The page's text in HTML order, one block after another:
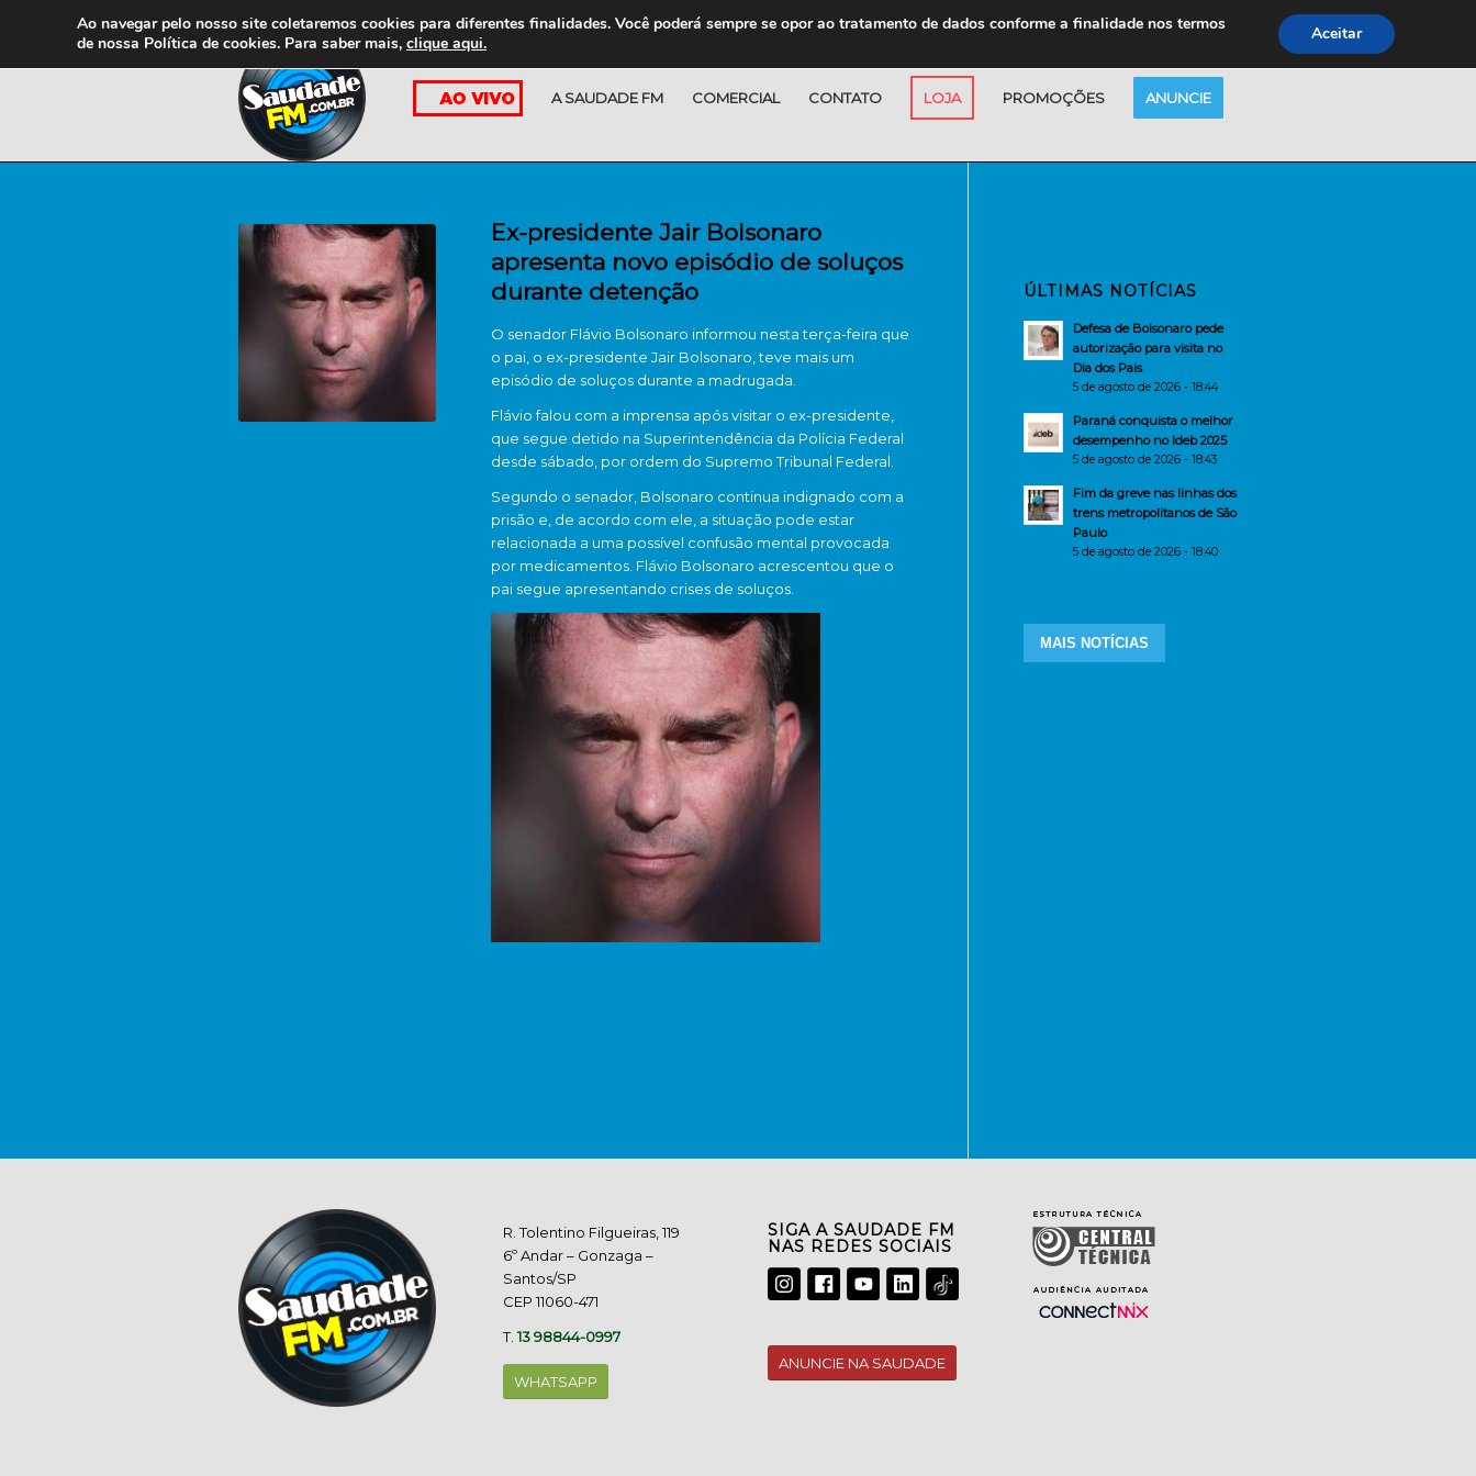
A SAUDADE FM COMERCIAL CONTATO LOJA PROMOÇÕES ANUNCIE
Ex-presidente Jair Bolsonaro
apresenta novo episódio de soluços
durante detenção
O senador Flávio Bolsonaro informou nesta terça-feira que
o pai, o ex-presidente Jair Bolsonaro, teve mais um
episódio de soluços durante a madrugada.
Flávio falou com a imprensa após visitar o ex-presidente,
que segue detido na Superintendência da Polícia Federal
desde sábado, por ordem do Supremo Tribunal Federal.
Segundo o senador, Bolsonaro continua indignado com a
prisão e, de acordo com ele, a situação pode estar
relacionada a uma possível confusão mental provocada
por medicamentos. Flávio Bolsonaro acrescentou que o
pai segue apresentando crises de soluços.
ÚLTIMAS NOTÍCIAS
Defesa de Bolsonaro pede
autorização para visita no
Dia dos Pais
5 de agosto de 2026 - 18:44
Paraná conquista o melhor
desempenho no Ideb 2025
5 de agosto de 2026 - 18:43
Fim da greve nas linhas dos
trens metropolitanos de São
Paulo
5 de agosto de 2026 - 18:40
MAIS NOTÍCIAS
R. Tolentino Filgueiras, 119
6º Andar – Gonzaga –
Santos/SP
CEP 11060-471
T.13 98844-0997
WHATSAPP
SIGA A SAUDADE FM
NAS REDES SOCIAIS
ANUNCIE NA SAUDADE
Ao navegar pelo nosso site coletaremos cookies para diferentes finalidades. Você poderá sempre se opor ao tratamento de dados conforme a finalidade nos termos
de nossa Política de cookies. Para saber mais, clique aqui. Aceitar